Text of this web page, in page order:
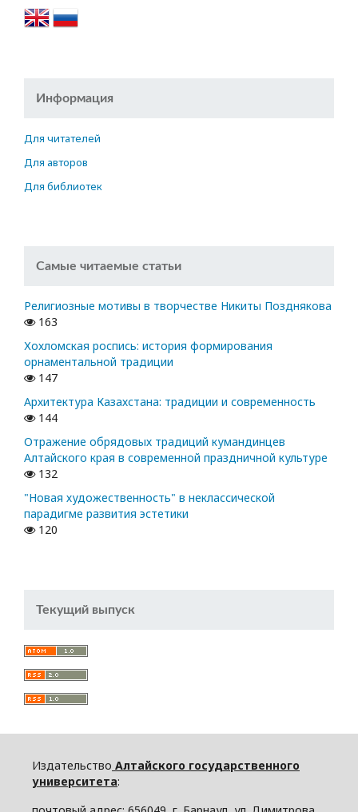
Информация
Для читателей
Для авторов
Для библиотек
Самые читаемые статьи
Религиозные мотивы в творчестве Никиты Позднякова
163
Хохломская роспись: история формирования
орнаментальной традиции
147
Архитектура Казахстана: традиции и современность
144
Отражение обрядовых традиций кумандинцев
Алтайского края в современной праздничной культуре
132
"Новая художественность" в неклассической
парадигме развития эстетики
120
Текущий выпуск
Издательство Алтайского государственного
университета: